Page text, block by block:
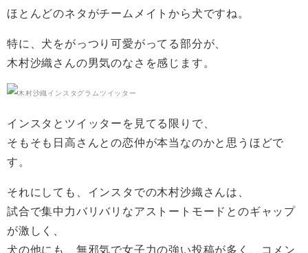
ほとんどのネタがチームメイトから犬ですね。
特に、犬をがっつり可愛がってる部分が、
木村沙織さんの男気のなさを感じます。
インスタとツイッターを見てる限りで、
そもそも日高さんとの恋仲が本当なのかと思うほどで
す。
それにしても、インスタでの木村沙織さんは、
試合で集中力バリバリなアストートモードとのギャップ
が激しく、
犬の他にも、無邪気で女子力の強い投稿が多く、コメン